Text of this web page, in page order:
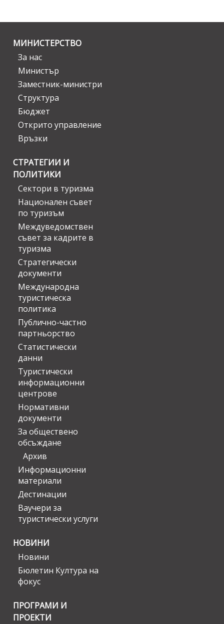
МИНИСТЕРСТВО
За нас
Министър
Заместник-министри
Структура
Бюджет
Открито управление
Връзки
СТРАТЕГИИ И
ПОЛИТИКИ
Сектори в туризма
Национален съвет
по туризъм
Междуведомствен
съвет за кадрите в
туризма
Стратегически
документи
Международна
туристическа
политика
Публично-частно
партньорство
Статистически
данни
Туристически
информационни
центрове
Нормативни
документи
За обществено
обсъждане
Архив
Информационни
материали
Дестинации
Ваучери за
туристически услуги
НОВИНИ
Новини
Бюлетин Култура на
фокус
ПРОГРАМИ И
ПРОЕКТИ